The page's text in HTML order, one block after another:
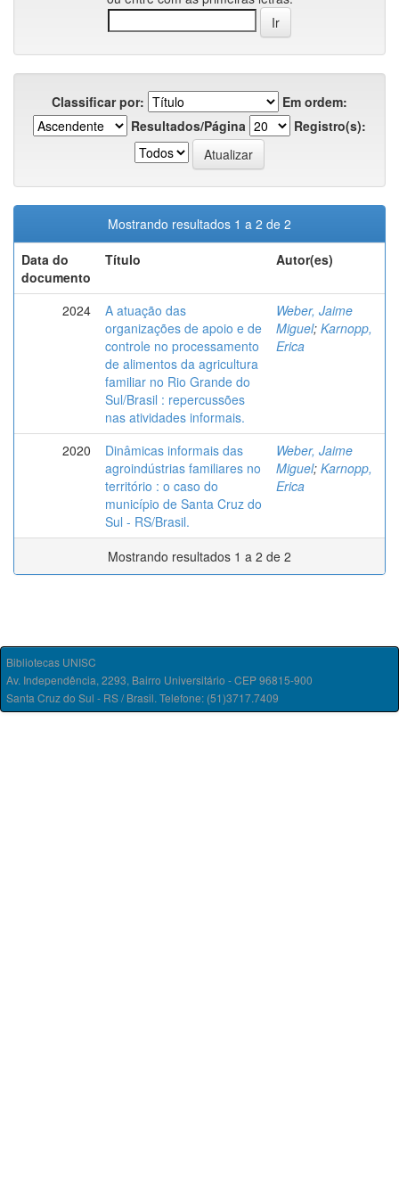
Classificar por:
Em ordem:
Resultados/Página
Registro(s):
Mostrando resultados 1 a 2 de 2
Data do
documento
Título Autor(es)
2024
A atuação das
organizações de apoio e de
controle no processamento
de alimentos da agricultura
familiar no Rio Grande do
Sul/Brasil : repercussões
nas atividades informais.
Weber, Jaime
Miguel; Karnopp,
Erica
2020
Dinâmicas informais das
agroindústrias familiares no
território : o caso do
município de Santa Cruz do
Sul - RS/Brasil.
Weber, Jaime
Miguel; Karnopp,
Erica
Mostrando resultados 1 a 2 de 2
Bibliotecas UNISC
Av. Independência, 2293, Bairro Universitário - CEP 96815-900
Santa Cruz do Sul - RS / Brasil. Telefone: (51)3717.7409